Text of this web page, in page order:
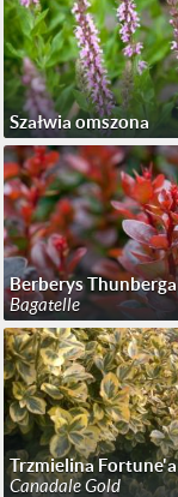
Szałwia omszona
Berberys Thunberga
Bagatelle
Trzmielina Fortune'a
Canadale Gold